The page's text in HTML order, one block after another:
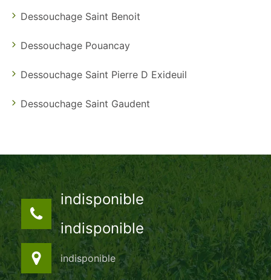
Dessouchage Saint Benoit
Dessouchage Pouancay
Dessouchage Saint Pierre D Exideuil
Dessouchage Saint Gaudent
indisponible
indisponible
indisponible